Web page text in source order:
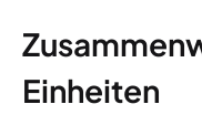
Einheiten